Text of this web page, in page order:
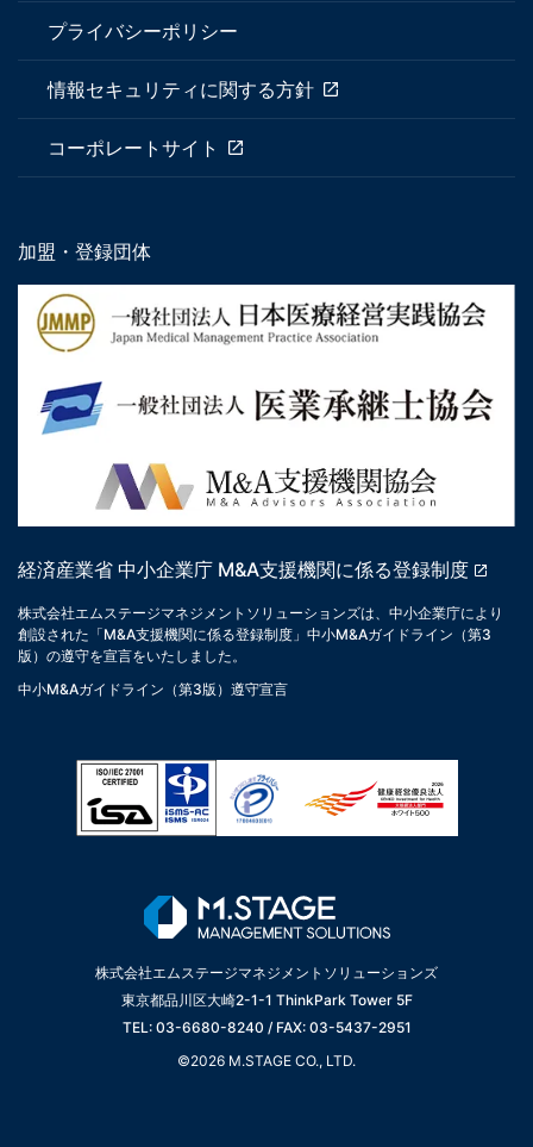
プライバシーポリシー
情報セキュリティに関する方針
コーポレートサイト
加盟・登録団体
経済産業省 中小企業庁 M&A支援機関に係る登録制度
株式会社エムステージマネジメントソリューションズは、中小企業庁により
創設された「M&A支援機関に係る登録制度」中小M&Aガイドライン（第3
版）の遵守を宣言をいたしました。
中小M&Aガイドライン（第3版）遵守宣言
株式会社エムステージマネジメントソリューションズ
東京都品川区大崎2-1-1 ThinkPark Tower 5F
TEL: 03-6680-8240 / FAX: 03-5437-2951
©2026 M.STAGE CO., LTD.